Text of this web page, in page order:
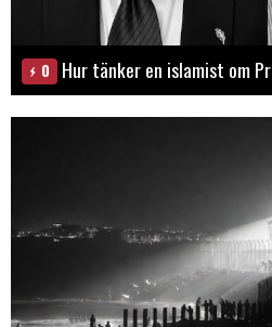
0 Hur tänker en islamist om